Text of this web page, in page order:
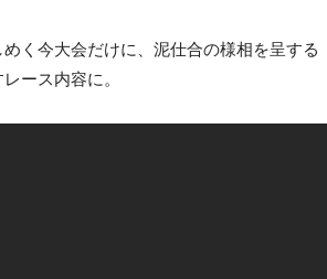
く今大会だけに、泥仕合の様相を呈する
ース内容に。